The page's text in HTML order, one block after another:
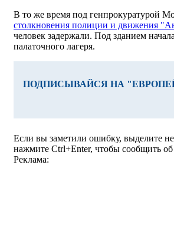
В то же время под генпрокуратурой
столкновения полиции и движения
человек задержали. Под зданием
палаточного лагеря.
ПОДПИСЫВАЙСЯ НА
Если вы заметили ошибку, выделите
нажмите Ctrl+Enter, чтобы сообщить
Реклама: